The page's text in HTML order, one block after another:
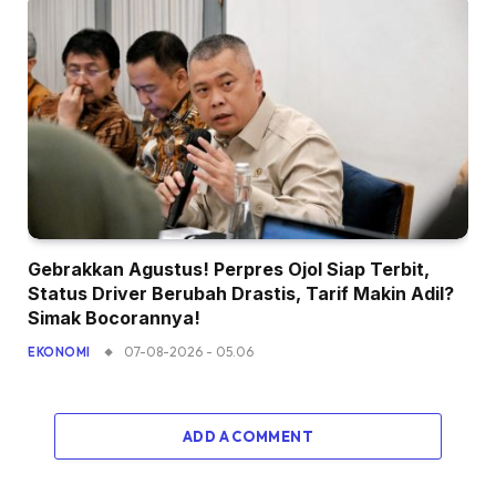
Gebrakkan Agustus! Perpres Ojol Siap Terbit,
Status Driver Berubah Drastis, Tarif Makin Adil?
Simak Bocorannya!
EKONOMI 07-08-2026 - 05.06
ADD A COMMENT